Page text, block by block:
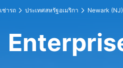
เช่ารถ ประเทศสหรัฐอเมริกา Newark (NJ)